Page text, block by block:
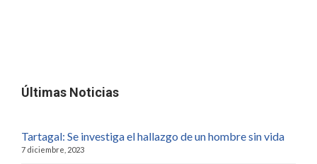
Últimas Noticias
Tartagal: Se investiga el hallazgo de un hombre sin vida
7 diciembre, 2023